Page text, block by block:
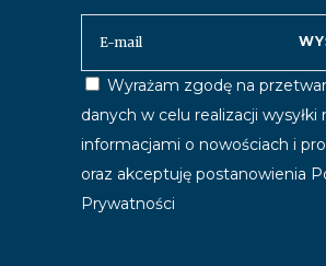
Wyrażam zgodę na
danych w celu realizacji wysyłki
informacjami o nowościach i
oraz akceptuję postanowienia
Prywatności